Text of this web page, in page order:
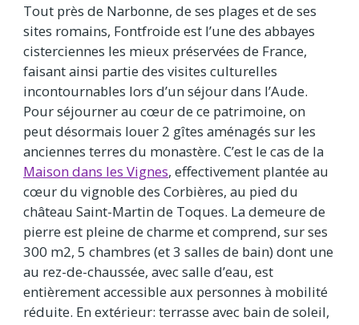
Tout près de Narbonne, de ses plages et de ses
sites romains, Fontfroide est l’une des abbayes
cisterciennes les mieux préservées de France,
faisant ainsi partie des visites culturelles
incontournables lors d’un séjour dans l’Aude.
Pour séjourner au cœur de ce patrimoine, on
peut désormais louer 2 gîtes aménagés sur les
anciennes terres du monastère. C’est le cas de la
Maison dans les Vignes, effectivement plantée au
cœur du vignoble des Corbières, au pied du
château Saint-Martin de Toques. La demeure de
pierre est pleine de charme et comprend, sur ses
300 m2, 5 chambres (et 3 salles de bain) dont une
au rez-de-chaussée, avec salle d’eau, est
entièrement accessible aux personnes à mobilité
réduite. En extérieur: terrasse avec bain de soleil,